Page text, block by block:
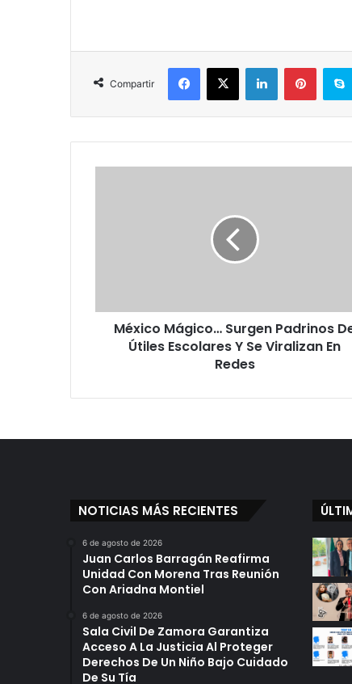
Compartir
Facebook
X LinkedIn
Se
Viralizan
México Mágico… Surgen Padrinos
Útiles Escolares Y Se Viralizan En
Redes
NOTICIAS MÁS RECIENTES
6 de agosto de 2026
Juan Carlos Barragán Reafirma
Unidad Con Morena Tras Reunión
Con Ariadna Montiel
6 de agosto de 2026
Sala Civil De Zamora Garantiza
Acceso A La Justicia Al Proteger
Derechos De Un Niño Bajo Cuidado
De Su Tía